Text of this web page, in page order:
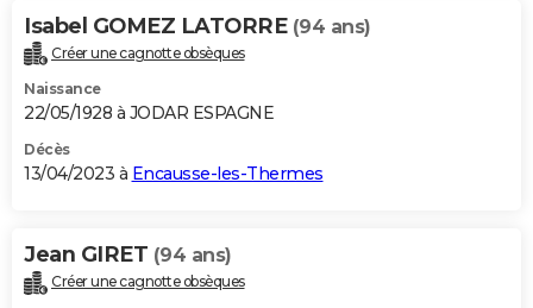
Isabel GOMEZ LATORRE (94 ans)
Créer une cagnotte obsèques
Naissance
22/05/1928 à JODAR ESPAGNE
Décès
13/04/2023 à Encausse-les-Thermes
Jean GIRET (94 ans)
Créer une cagnotte obsèques